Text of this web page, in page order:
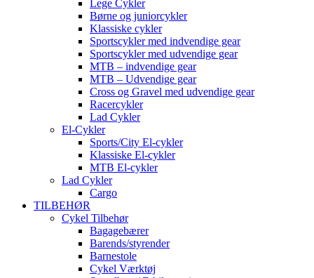
Lege Cykler
Børne og juniorcykler
Klassiske cykler
Sportscykler med indvendige gear
Sportscykler med udvendige gear
MTB – indvendige gear
MTB – Udvendige gear
Cross og Gravel med udvendige gear
Racercykler
Lad Cykler
El-Cykler
Sports/City El-cykler
Klassiske El-cykler
MTB El-cykler
Lad Cykler
Cargo
TILBEHØR
Cykel Tilbehør
Bagagebærer
Barends/styrender
Barnestole
Cykel Værktøj